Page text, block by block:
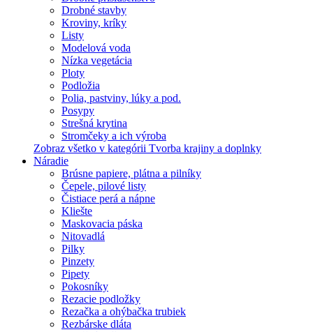
Drobné stavby
Kroviny, kríky
Listy
Modelová voda
Nízka vegetácia
Ploty
Podložia
Polia, pastviny, lúky a pod.
Posypy
Strešná krytina
Stromčeky a ich výroba
Zobraz všetko v kategórii Tvorba krajiny a doplnky
Náradie
Brúsne papiere, plátna a pilníky
Čepele, pilové listy
Čistiace perá a nápne
Kliešte
Maskovacia páska
Nitovadlá
Pilky
Pinzety
Pipety
Pokosníky
Rezacie podložky
Rezačka a ohýbačka trubiek
Rezbárske dláta